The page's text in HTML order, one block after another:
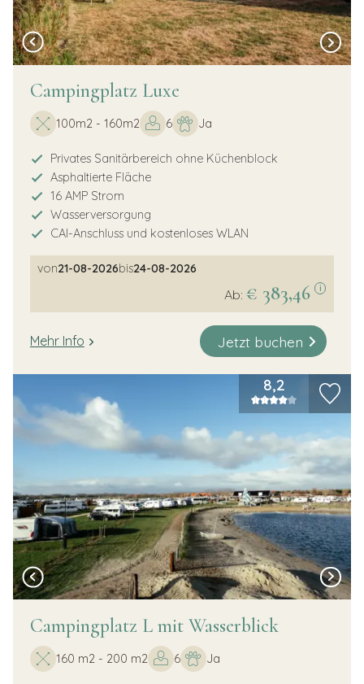
Campingplatz Luxe
100m2 - 160m2 6 Ja
Privates Sanitärbereich ohne Küchenblock
Asphaltierte Fläche
16 AMP Strom
Wasserversorgung
CAI-Anschluss und kostenloses WLAN
von21-08-2026bis24-08-2026
Ab: € 383,46 i
Mehr Info Jetzt buchen
8,2
Campingplatz L mit Wasserblick
160 m2 - 200 m2 6 Ja